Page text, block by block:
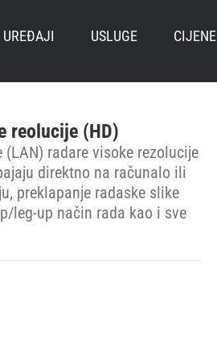
UREĐAJI USLUGE CIJENE
reolucije (HD)
radare visoke rezolucije
direktno na računalo ili
preklapanje radaske slike
leg-up način rada kao i sve